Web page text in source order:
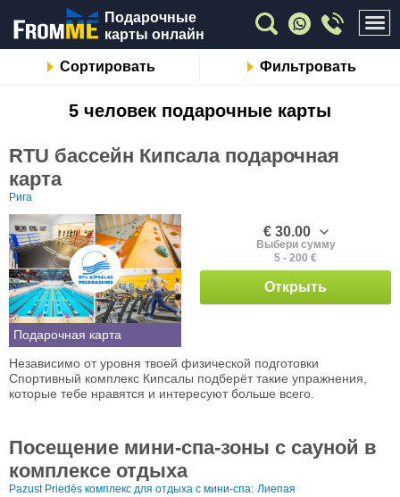
Подарочные
карты онлайн
Сортировать Фильтровать
5 человек подарочные карты
RTU бассейн Кипсала подарочная
карта
Рига
Подарочная карта
€ 30.00
Выбери сумму
5 - 200 €
Открыть
Независимо от уровня твоей физической подготовки
Спортивный комплекс Кипсалы подберёт такие упражнения,
которые тебе нравятся и интересуют больше всего.
Посещение мини-спа-зоны с сауной в
комплексе отдыха
Pazust Priedēs комплекс для отдыха с мини-спа: Лиепая